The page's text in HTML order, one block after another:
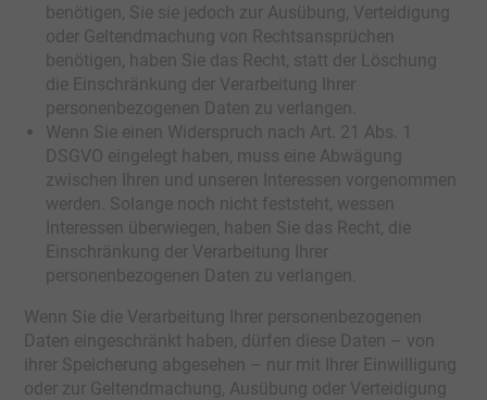
benötigen, Sie sie jedoch zur Ausübung, Verteidigung
oder Geltendmachung von Rechtsansprüchen
benötigen, haben Sie das Recht, statt der Löschung
die Einschränkung der Verarbeitung Ihrer
personenbezogenen Daten zu verlangen.
Wenn Sie einen Widerspruch nach Art. 21 Abs. 1
DSGVO eingelegt haben, muss eine Abwägung
zwischen Ihren und unseren Interessen vorgenommen
werden. Solange noch nicht feststeht, wessen
Interessen überwiegen, haben Sie das Recht, die
Einschränkung der Verarbeitung Ihrer
personenbezogenen Daten zu verlangen.
Wenn Sie die Verarbeitung Ihrer personenbezogenen
Daten eingeschränkt haben, dürfen diese Daten – von
ihrer Speicherung abgesehen – nur mit Ihrer Einwilligung
oder zur Geltendmachung, Ausübung oder Verteidigung